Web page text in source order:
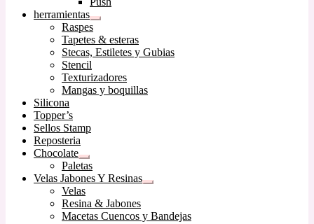
herramientas
Expandir
el
menú
hijo
Raspes
Tapetes & esteras
Stecas, Estiletes y Gubias
Stencil
Texturizadores
Mangas y boquillas
Silicona
Topper’s
Sellos Stamp
Reposteria
Chocolate
Expandir
el
menú
hijo
Paletas
Velas Jabones Y Resinas
Expandir
hijo
Velas
Resina & Jabones
Macetas Cuencos y Bandejas